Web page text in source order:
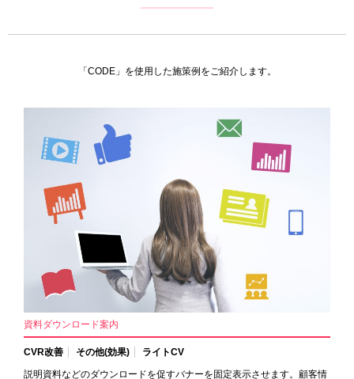
「CODE」を使用した施策例をご紹介します。
資料ダウンロード案内
CVR改善 その他(効果)
ライトCV
説明資料などのダウンロードを促すバナーを固定表示させます。顧客情